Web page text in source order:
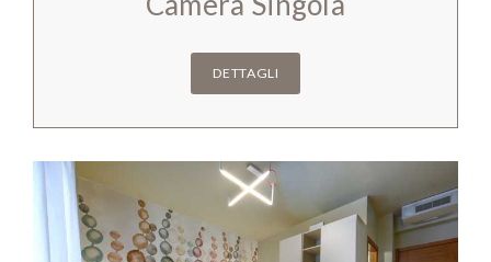
DETTAGLI